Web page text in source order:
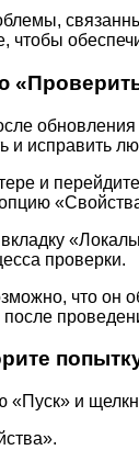
чтобы
и
и
проверки.
что
«Пуск» и